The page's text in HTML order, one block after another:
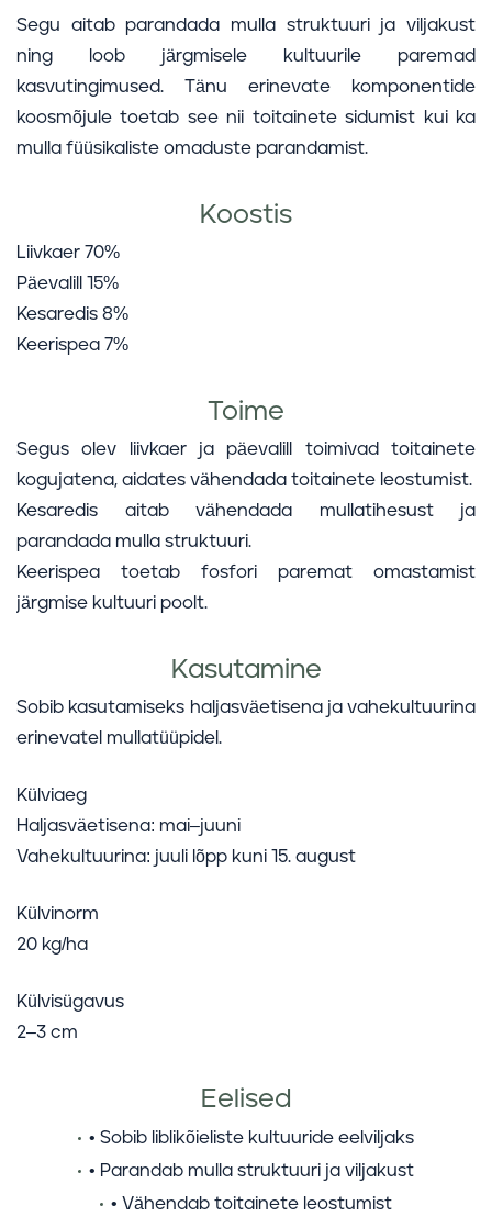
Segu aitab parandada mulla struktuuri ja viljakust
ning loob järgmisele kultuurile paremad
kasvutingimused. Tänu erinevate komponentide
koosmõjule toetab see nii toitainete sidumist kui ka
mulla füüsikaliste omaduste parandamist.
Koostis
Liivkaer 70%
Päevalill 15%
Kesaredis 8%
Keerispea 7%
Toime
Segus olev liivkaer ja päevalill toimivad toitainete
kogujatena, aidates vähendada toitainete leostumist.
Kesaredis aitab vähendada mullatihesust ja
parandada mulla struktuuri.
Keerispea toetab fosfori paremat omastamist
järgmise kultuuri poolt.
Kasutamine
Sobib kasutamiseks haljasväetisena ja vahekultuurina
erinevatel mullatüüpidel.
Külviaeg
Haljasväetisena: mai–juuni
Vahekultuurina: juuli lõpp kuni 15. august
Külvinorm
20 kg/ha
Külvisügavus
2–3 cm
Eelised
• Sobib liblikõieliste kultuuride eelviljaks
• Parandab mulla struktuuri ja viljakust
• Vähendab toitainete leostumist